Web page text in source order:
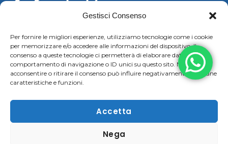
Gestisci Consenso
Per fornire le migliori esperienze, utilizziamo tecnologie come i cookie
per memorizzare e/o accedere alle informazioni del dispositivo. Il
consenso a queste tecnologie ci permetterà di elaborare dati come il
comportamento di navigazione o ID unici su questo sito. Non
acconsentire o ritirare il consenso può influire negativamente su alcune
caratteristiche e funzioni.
Accetta
Nega
Follow us
F
c
Y
u
L
n
S
k
y
Copyright © 2021 Boggiani Renato SRLReg. Imp / P.IVA e